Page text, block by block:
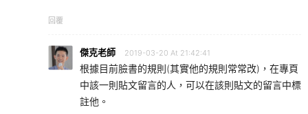
回覆
傑克老師 2019-03-20 At 21:42:41
根據目前臉書的規則(其實他的規則常常改)，在專頁
中該一則貼文留言的人，可以在該則貼文的留言中標
註他。